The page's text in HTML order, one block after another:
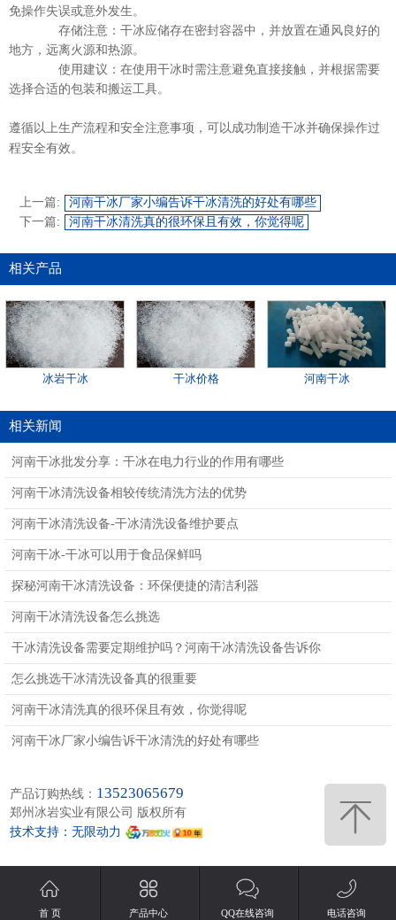
免操作失误或意外发生。
存储注意：干冰应储存在密封容器中，并放置在通风良好的
地方，远离火源和热源。
使用建议：在使用干冰时需注意避免直接接触，并根据需要
选择合适的包装和搬运工具。
遵循以上生产流程和安全注意事项，可以成功制造干冰并确保操作过
程安全有效。
上一篇: 河南干冰厂家小编告诉干冰清洗的好处有哪些
下一篇: 河南干冰清洗真的很环保且有效，你觉得呢
相关产品
冰岩干冰 干冰价格 河南干冰
相关新闻
河南干冰批发分享：干冰在电力行业的作用有哪些
河南干冰清洗设备相较传统清洗方法的优势
河南干冰清洗设备-干冰清洗设备维护要点
河南干冰-干冰可以用于食品保鲜吗
探秘河南干冰清洗设备：环保便捷的清洁利器
河南干冰清洗设备怎么挑选
干冰清洗设备需要定期维护吗？河南干冰清洗设备告诉你
怎么挑选干冰清洗设备真的很重要
河南干冰清洗真的很环保且有效，你觉得呢
河南干冰厂家小编告诉干冰清洗的好处有哪些
产品订购热线： 13523065679
郑州冰岩实业有限公司 版权所有
技术支持：无限动力
首 页 产品中心 QQ在线咨询 电话咨询